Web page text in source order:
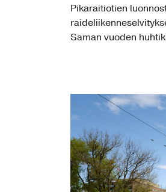
Pikaraitiotien
Saman vuoden